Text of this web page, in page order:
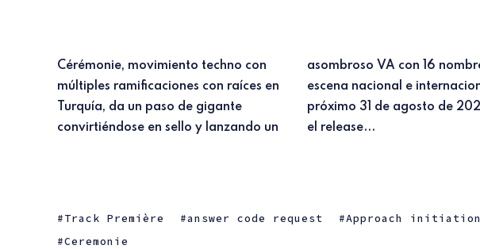
Cérémonie, movimiento techno con
múltiples ramificaciones con raíces en
Turquía, da un paso de gigante
convirtiéndose en sello y lanzando un
asombroso VA con 16 nombres de la
escena nacional e internacional. El
próximo 31 de agosto de 2021 llegará
el release...
Track Première answer code request Approach initiation
Ceremonie